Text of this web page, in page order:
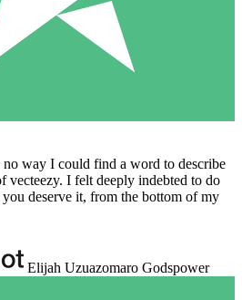
no way I could find a word to describe
vecteezy. I felt deeply indebted to do
deserve it, from the bottom of my
Elijah Uzuazomaro Godspower